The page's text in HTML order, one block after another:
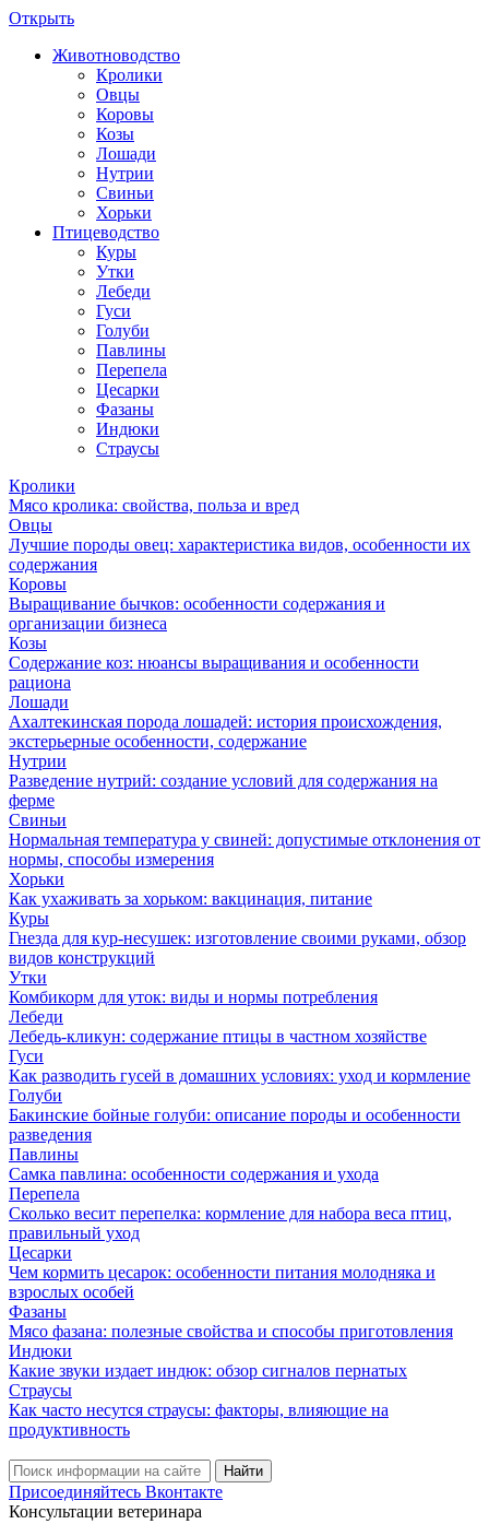
Открыть
Животноводство
Кролики
Овцы
Коровы
Козы
Лошади
Нутрии
Свиньи
Хорьки
Птицеводство
Куры
Утки
Лебеди
Гуси
Голуби
Павлины
Перепела
Цесарки
Фазаны
Индюки
Страусы
Кролики
Мясо кролика: свойства, польза и вред
Овцы
Лучшие породы овец: характеристика видов, особенности их
содержания
Коровы
Выращивание бычков: особенности содержания и
организации бизнеса
Козы
Содержание коз: нюансы выращивания и особенности
рациона
Лошади
Ахалтекинская порода лошадей: история происхождения,
экстерьерные особенности, содержание
Нутрии
Разведение нутрий: создание условий для содержания на
ферме
Свиньи
Нормальная температура у свиней: допустимые отклонения от
нормы, способы измерения
Хорьки
Как ухаживать за хорьком: вакцинация, питание
Куры
Гнезда для кур-несушек: изготовление своими руками, обзор
видов конструкций
Утки
Комбикорм для уток: виды и нормы потребления
Лебеди
Лебедь-кликун: содержание птицы в частном хозяйстве
Гуси
Как разводить гусей в домашних условиях: уход и кормление
Голуби
Бакинские бойные голуби: описание породы и особенности
разведения
Павлины
Самка павлина: особенности содержания и ухода
Перепела
Сколько весит перепелка: кормление для набора веса птиц,
правильный уход
Цесарки
Чем кормить цесарок: особенности питания молодняка и
взрослых особей
Фазаны
Мясо фазана: полезные свойства и способы приготовления
Индюки
Какие звуки издает индюк: обзор сигналов пернатых
Страусы
Как часто несутся страусы: факторы, влияющие на
продуктивность
Присоединяйтесь Вконтакте
Консультации ветеринара